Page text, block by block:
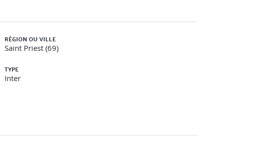
RÉGION OU VILLE
Saint Priest (69)
TYPE
Inter